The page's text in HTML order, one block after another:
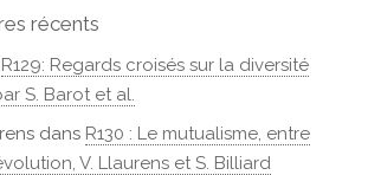
récents
R129: Regards croisés sur la diversité
S. Barot et al.
dans R130 : Le mutualisme, entre
V. Llaurens et S. Billiard